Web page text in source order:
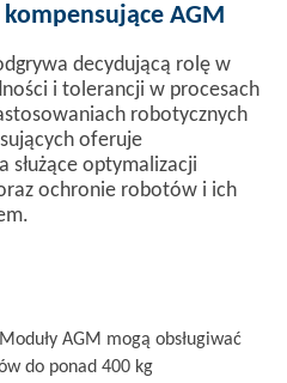
AGM
decydującą rolę w
i tolerancji w procesach
robotycznych
oferuje
służące optymalizacji
ochronie robotów i ich
Moduły AGM mogą obsługiwać
do ponad 400 kg